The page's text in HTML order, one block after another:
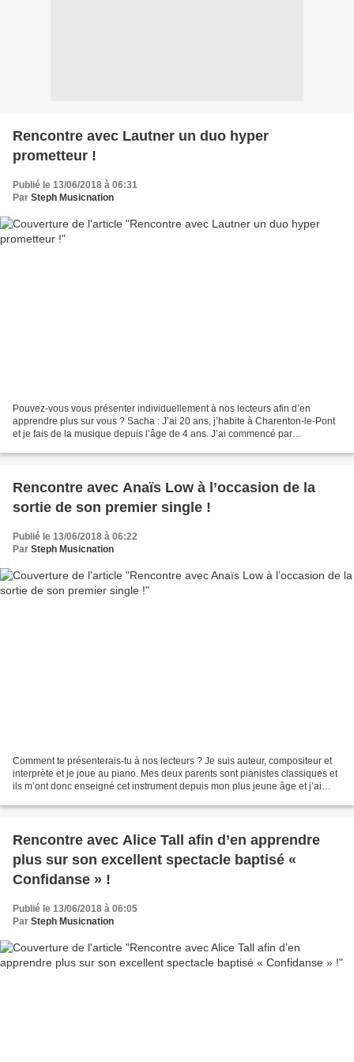
Rencontre avec Lautner un duo hyper
prometteur !
Publié le 13/06/2018 à 06:31
Par Steph Musicnation
Pouvez-vous vous présenter individuellement à nos lecteurs afin d’en
apprendre plus sur vous ? Sacha : J’ai 20 ans, j’habite à Charenton-le-Pont
et je fais de la musique depuis l’âge de 4 ans. J’ai commencé par
Rencontre avec Anaïs Low à l’occasion de la
sortie de son premier single !
Publié le 13/06/2018 à 06:22
Par Steph Musicnation
Comment te présenterais-tu à nos lecteurs ? Je suis auteur, compositeur et
interprète et je joue au piano. Mes deux parents sont pianistes classiques et
ils m’ont donc enseigné cet instrument depuis mon plus jeune âge et j’ai
Rencontre avec Alice Tall afin d’en apprendre
plus sur son excellent spectacle baptisé «
Confidanse » !
Publié le 13/06/2018 à 06:05
Par Steph Musicnation